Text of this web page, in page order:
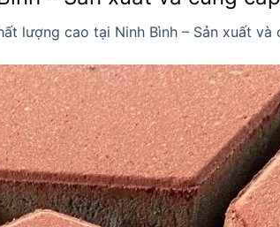
lượng cao tại Ninh Bình – Sản xuất và